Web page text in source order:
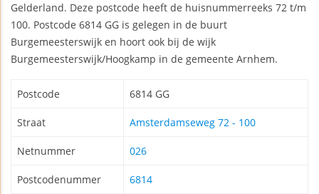
Gelderland. Deze postcode heeft de huisnummerreeks 72 t/m
100. Postcode 6814 GG is gelegen in de buurt
Burgemeesterswijk en hoort ook bij de wijk
Burgemeesterswijk/Hoogkamp in de gemeente Arnhem.
Postcode 6814 GG
Straat Amsterdamseweg 72 - 100
Netnummer 026
Postcodenummer 6814